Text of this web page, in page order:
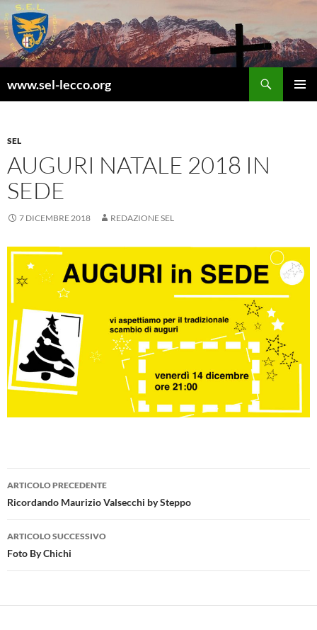
Vai
al
contenuto
www.sel-lecco.org
SEL
AUGURI NATALE 2018 IN
SEDE
7 DICEMBRE 2018 REDAZIONE SEL
Navigazione
articolo
ARTICOLO PRECEDENTE
Ricordando Maurizio Valsecchi by Steppo
ARTICOLO SUCCESSIVO
Foto By Chichi